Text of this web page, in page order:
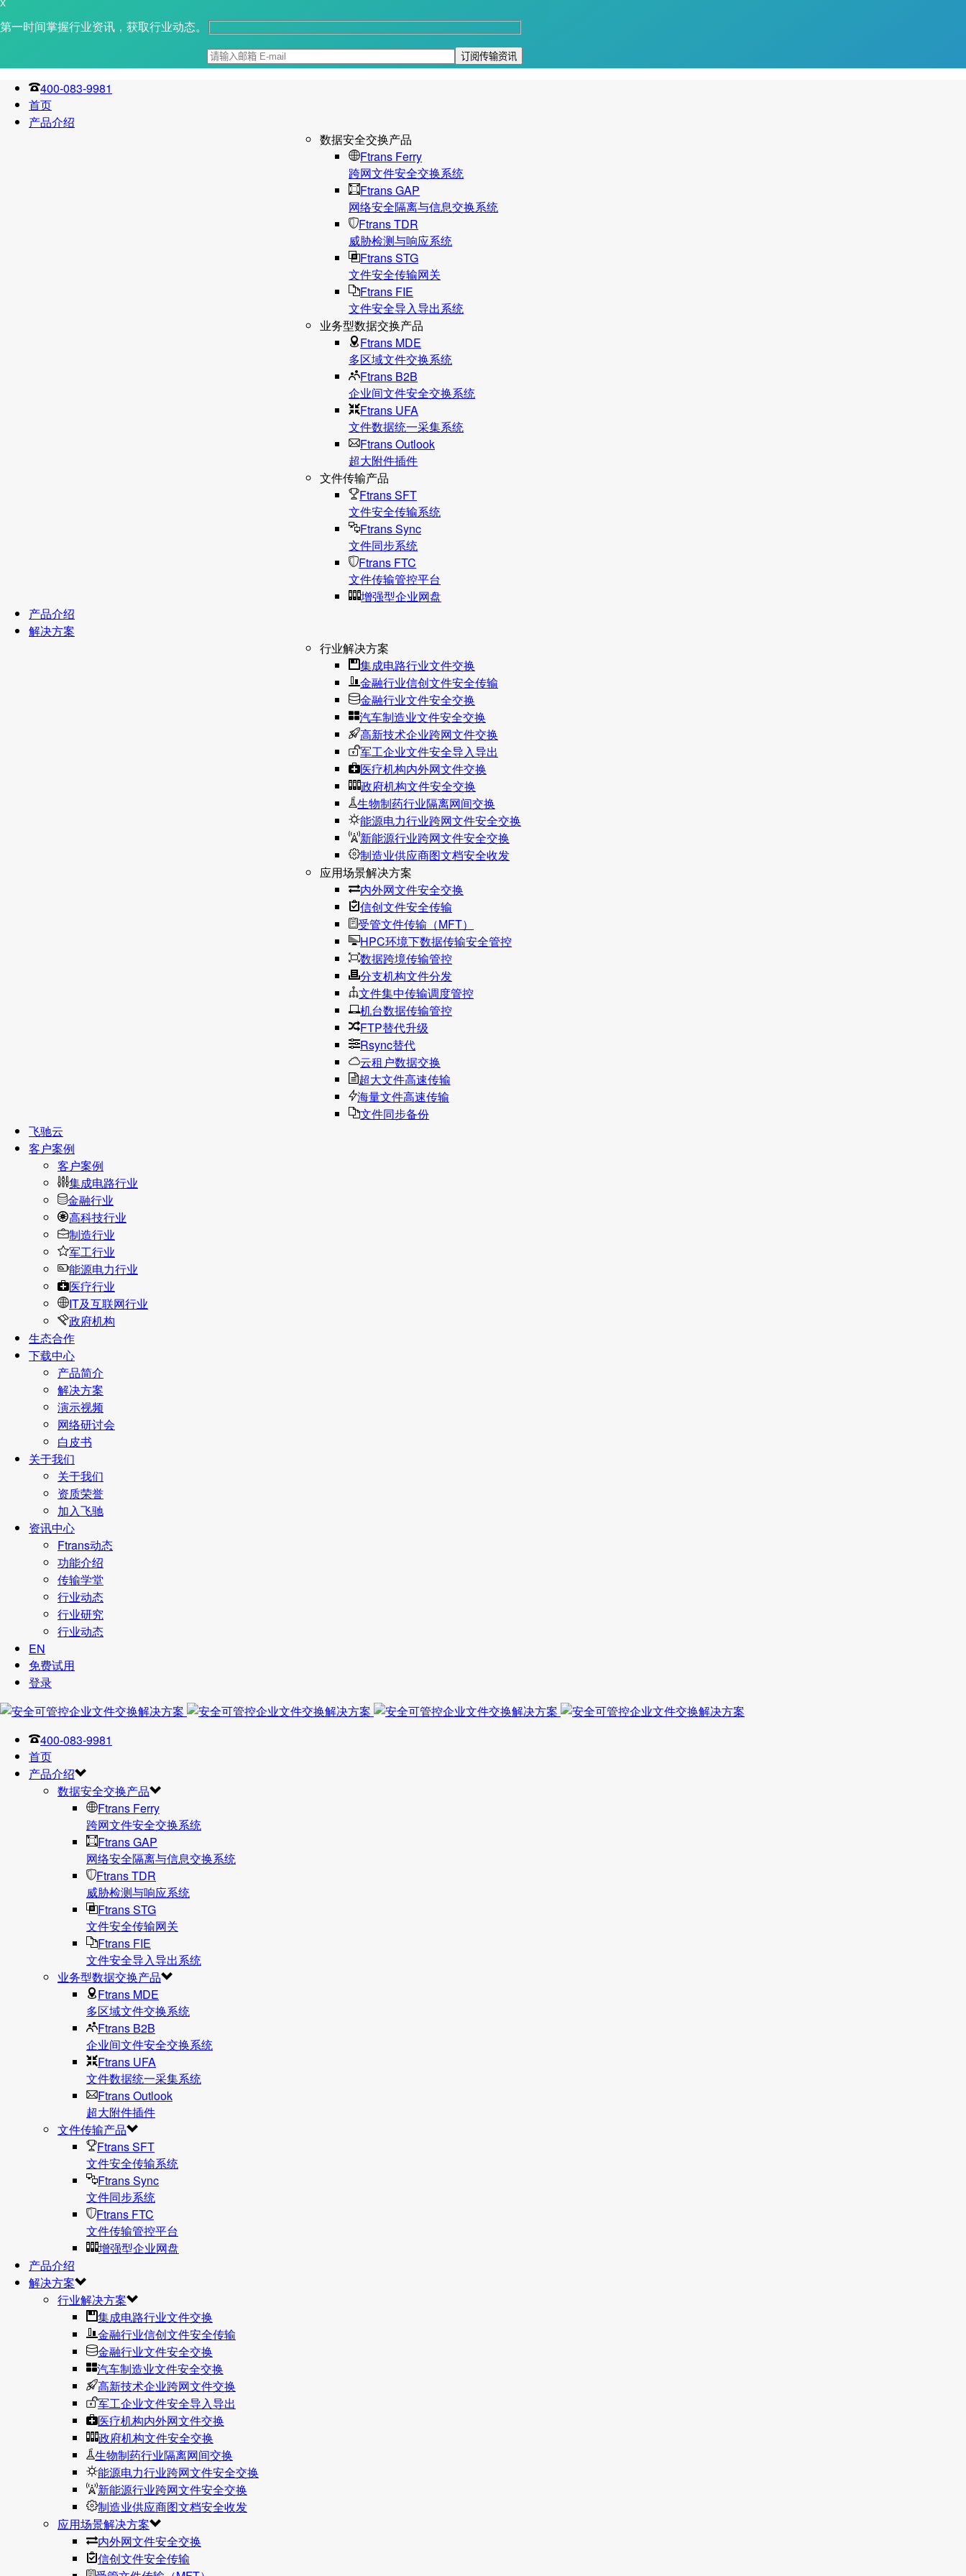
X
第一时间掌握行业资讯，获取行业动态。
400-083-9981
首页
产品介绍
数据安全交换产品
Ftrans Ferry
跨网文件安全交换系统
Ftrans GAP
网络安全隔离与信息交换系统
Ftrans TDR
威胁检测与响应系统
Ftrans STG
文件安全传输网关
Ftrans FIE
文件安全导入导出系统
业务型数据交换产品
Ftrans MDE
多区域文件交换系统
Ftrans B2B
企业间文件安全交换系统
Ftrans UFA
文件数据统⼀采集系统
Ftrans Outlook
超大附件插件
文件传输产品
Ftrans SFT
文件安全传输系统
Ftrans Sync
文件同步系统
Ftrans FTC
文件传输管控平台
增强型企业网盘
产品介绍
解决方案
行业解决方案
集成电路行业文件交换
金融行业信创文件安全传输
金融行业文件安全交换
汽车制造业文件安全交换
高新技术企业跨网文件交换
军工企业文件安全导入导出
医疗机构内外网文件交换
政府机构文件安全交换
生物制药行业隔离网间交换
能源电力行业跨网文件安全交换
新能源行业跨网文件安全交换
制造业供应商图文档安全收发
应用场景解决方案
内外网文件安全交换
信创文件安全传输
受管文件传输（MFT）
HPC环境下数据传输安全管控
数据跨境传输管控
分支机构文件分发
文件集中传输调度管控
机台数据传输管控
FTP替代升级
Rsync替代
云租户数据交换
超大文件高速传输
海量文件高速传输
文件同步备份
飞驰云
客户案例
客户案例
集成电路行业
金融行业
高科技行业
制造行业
军工行业
能源电力行业
医疗行业
IT及互联网行业
政府机构
生态合作
下载中心
产品简介
解决方案
演示视频
网络研讨会
白皮书
关于我们
关于我们
资质荣誉
加入飞驰
资讯中心
Ftrans动态
功能介绍
传输学堂
行业动态
行业研究
行业动态
EN
免费试用
登录
400-083-9981
首页
产品介绍
数据安全交换产品
Ftrans Ferry
跨网文件安全交换系统
Ftrans GAP
网络安全隔离与信息交换系统
Ftrans TDR
威胁检测与响应系统
Ftrans STG
文件安全传输网关
Ftrans FIE
文件安全导入导出系统
业务型数据交换产品
Ftrans MDE
多区域文件交换系统
Ftrans B2B
企业间文件安全交换系统
Ftrans UFA
文件数据统⼀采集系统
Ftrans Outlook
超大附件插件
文件传输产品
Ftrans SFT
文件安全传输系统
Ftrans Sync
文件同步系统
Ftrans FTC
文件传输管控平台
增强型企业网盘
产品介绍
解决方案
行业解决方案
集成电路行业文件交换
金融行业信创文件安全传输
金融行业文件安全交换
汽车制造业文件安全交换
高新技术企业跨网文件交换
军工企业文件安全导入导出
医疗机构内外网文件交换
政府机构文件安全交换
生物制药行业隔离网间交换
能源电力行业跨网文件安全交换
新能源行业跨网文件安全交换
制造业供应商图文档安全收发
应用场景解决方案
内外网文件安全交换
信创文件安全传输